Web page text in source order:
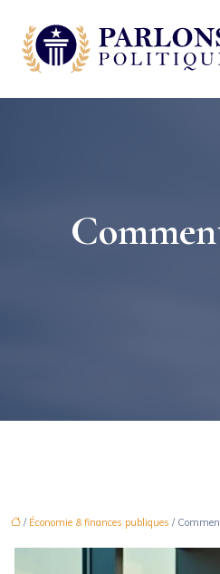
/ Économie & finances publiques /